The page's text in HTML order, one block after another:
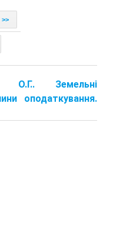
>>
О.Г.. Земельні
оподаткування.